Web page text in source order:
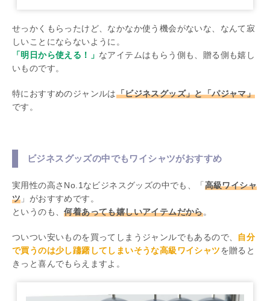
せっかくもらったけど、なかなか使う機会がないな、なんて寂
しいことにならないように。
「明日から使える！」 なアイテムはもらう側も、贈る側も嬉し
いものです。
特におすすめのジャンルは「ビジネスグッズ」と「パジャマ」
です。
ビジネスグッズの中でもワイシャツがおすすめ
実用性の高さNo.1なビジネスグッズの中でも、「 高級ワイシャ
ツ 」がおすすめです。
というのも、何着あっても嬉しいアイテムだから。
ついつい安いものを買ってしまうジャンルでもあるので、 自分
で買うのは少し躊躇してしまいそうな高級ワイシャツを贈ると
きっと喜んでもらえますよ。